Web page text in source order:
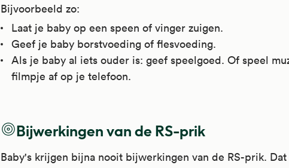
Bijvoorbeeld zo:
Laat je baby op een speen of vinger zuigen.
Geef je baby borstvoeding of flesvoeding.
Als je baby al iets ouder is: geef speelgoed. Of speel
filmpje af op je telefoon.
Bijwerkingen van de RS-prik
Baby's krijgen bijna nooit bijwerkingen van de RS-prik.